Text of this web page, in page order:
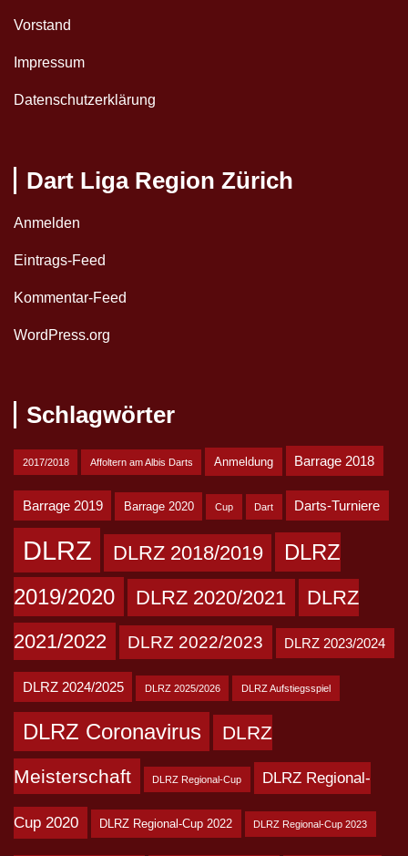
Vorstand
Impressum
Datenschutzerklärung
Dart Liga Region Zürich
Anmelden
Eintrags-Feed
Kommentar-Feed
WordPress.org
Schlagwörter
2017/2018 Affoltern am Albis Darts Anmeldung Barrage 2018
Barrage 2019 Barrage 2020 Cup Dart Darts-Turniere
DLRZ DLRZ 2018/2019
DLRZ
2019/2020
DLRZ 2020/2021
DLRZ
2021/2022
DLRZ 2022/2023 DLRZ 2023/2024
DLRZ 2024/2025 DLRZ 2025/2026 DLRZ Aufstiegsspiel
DLRZ Coronavirus DLRZ
Meisterschaft DLRZ Regional-Cup DLRZ Regional-
Cup 2020 DLRZ Regional-Cup 2022 DLRZ Regional-Cup 2023